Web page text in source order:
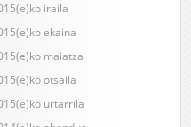
iraila
ekaina
maiatza
otsaila
urtarrila